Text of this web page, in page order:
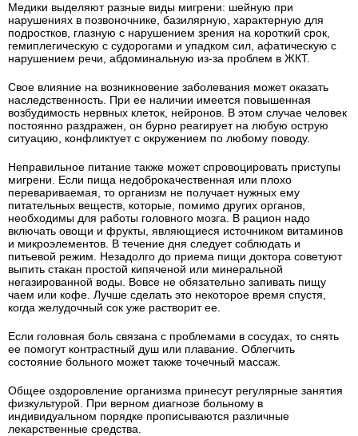
Медики выделяют разные виды мигрени: шейную при
нарушениях в позвоночнике, базилярную, характерную для
подростков, глазную с нарушением зрения на короткий срок,
гемиплегическую с судорогами и упадком сил, афатическую с
нарушением речи, абдоминальную из-за проблем в ЖКТ.
Свое влияние на возникновение заболевания может оказать
наследственность. При ее наличии имеется повышенная
возбудимость нервных клеток, нейронов. В этом случае человек
постоянно раздражен, он бурно реагирует на любую острую
ситуацию, конфликтует с окружением по любому поводу.
Неправильное питание также может спровоцировать приступы
мигрени. Если пища недоброкачественная или плохо
перевариваемая, то организм не получает нужных ему
питательных веществ, которые, помимо других органов,
необходимы для работы головного мозга. В рацион надо
включать овощи и фрукты, являющиеся источником витаминов
и микроэлементов. В течение дня следует соблюдать и
питьевой режим. Незадолго до приема пищи доктора советуют
выпить стакан простой кипяченой или минеральной
негазированной воды. Вовсе не обязательно запивать пищу
чаем или кофе. Лучше сделать это некоторое время спустя,
когда желудочный сок уже растворит ее.
Если головная боль связана с проблемами в сосудах, то снять
ее помогут контрастный душ или плавание. Облегчить
состояние больного может также точечный массаж.
Общее оздоровление организма принесут регулярные занятия
физкультурой. При верном диагнозе больному в
индивидуальном порядке прописываются различные
лекарственные средства.